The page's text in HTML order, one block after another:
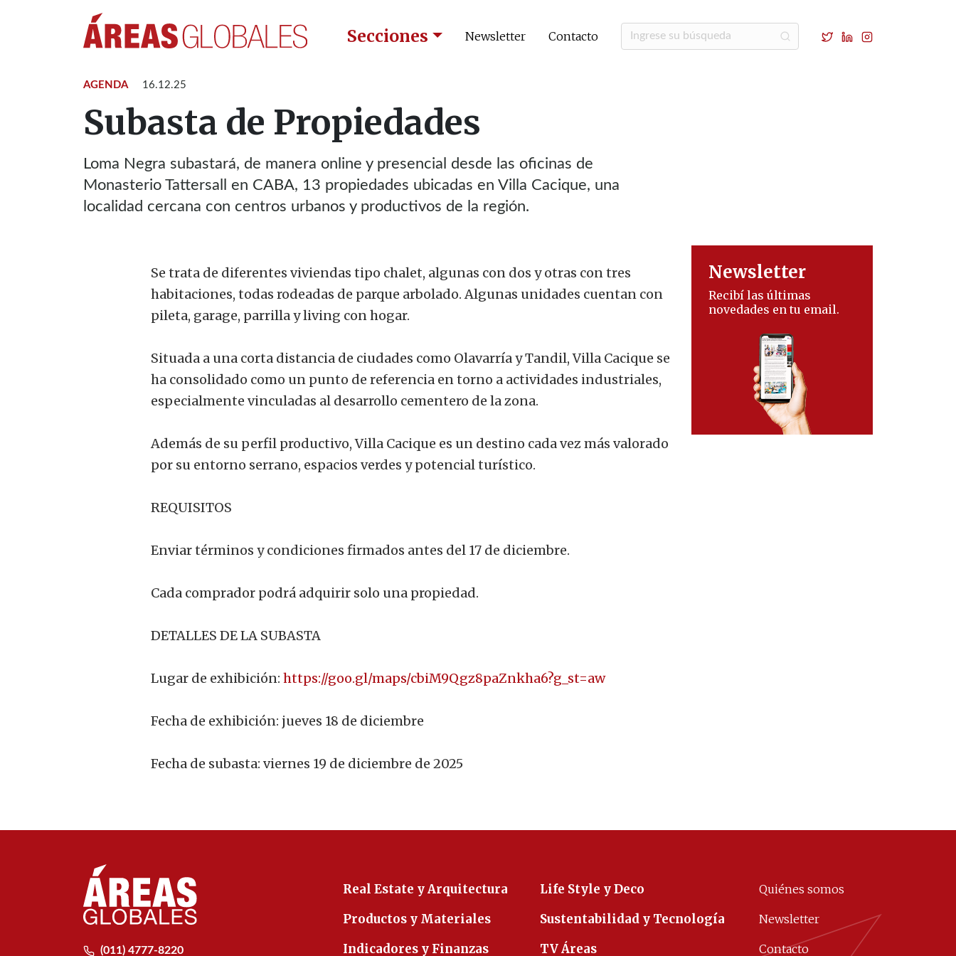
Secciones Newsletter Contacto
AGENDA 16.12.25
Subasta de Propiedades
Loma Negra subastará, de manera online y presencial desde las oficinas de
Monasterio Tattersall en CABA, 13 propiedades ubicadas en Villa Cacique, una
localidad cercana con centros urbanos y productivos de la región.
Se trata de diferentes viviendas tipo chalet, algunas con dos y otras con tres
habitaciones, todas rodeadas de parque arbolado. Algunas unidades cuentan con
pileta, garage, parrilla y living con hogar.
Situada a una corta distancia de ciudades como Olavarría y Tandil, Villa Cacique se
ha consolidado como un punto de referencia en torno a actividades industriales,
especialmente vinculadas al desarrollo cementero de la zona.
Además de su perfil productivo, Villa Cacique es un destino cada vez más valorado
por su entorno serrano, espacios verdes y potencial turístico.
REQUISITOS
Enviar términos y condiciones firmados antes del 17 de diciembre.
Cada comprador podrá adquirir solo una propiedad.
DETALLES DE LA SUBASTA
Lugar de exhibición: https://goo.gl/maps/cbiM9Qgz8paZnkha6?g_st=aw
Fecha de exhibición: jueves 18 de diciembre
Fecha de subasta: viernes 19 de diciembre de 2025
Newsletter
Recibí las últimas
novedades en tu email.
(011) 4777-8220
Real Estate y Arquitectura
Productos y Materiales
Indicadores y Finanzas
Life Style y Deco
Sustentabilidad y Tecnología
TV Áreas
Quiénes somos
Newsletter
Contacto